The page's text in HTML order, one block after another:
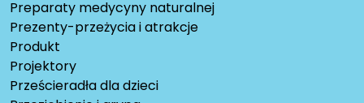
Preparaty medycyny naturalnej
Prezenty-przeżycia i atrakcje
Produkt
Projektory
Prześcieradła dla dzieci